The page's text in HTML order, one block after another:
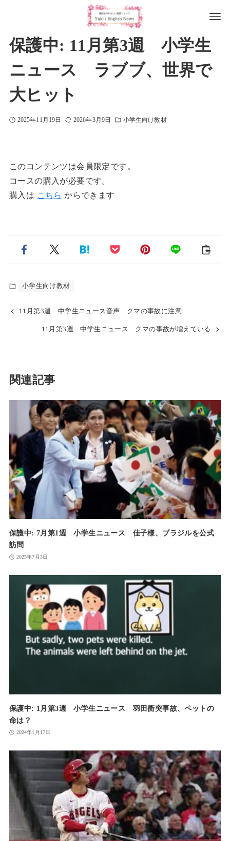
保護中: 11月第3週 小学生
ニュース ラブブ、世界で
大ヒット
2025年11月19日 2026年3月9日 小学生向け教材
このコンテンツは会員限定です。
コースの購入が必要です。
購入は こちら からできます
小学生向け教材
11月第3週 中学生ニュース音声 クマの事故に注意
11月第3週 中学生ニュース クマの事故が増えている
関連記事
保護中: 7月第1週 小学生ニュース 佳子様、ブラジルを公式
訪問
2025年7月3日
保護中: 1月第3週 小学生ニュース 羽田衝突事故、ペットの
命は？
2024年1月17日